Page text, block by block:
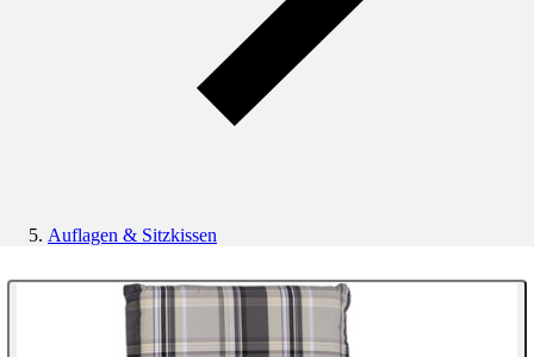
Auflagen & Sitzkissen